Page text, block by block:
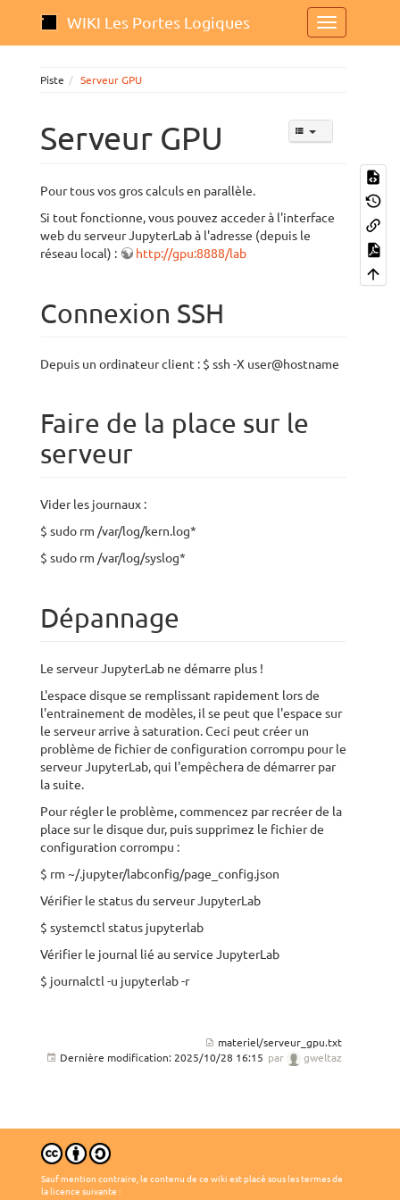
WIKI Les Portes Logiques
Piste Serveur GPU
Serveur GPU
Pour tous vos gros calculs en parallèle.
Si tout fonctionne, vous pouvez acceder à l'interface
web du serveur JupyterLab à l'adresse (depuis le
réseau local) :
http://gpu:8888/lab
Connexion SSH
Depuis un ordinateur client : $ ssh -X user@hostname
Faire de la place sur le
serveur
Vider les journaux :
$ sudo rm /var/log/kern.log*
$ sudo rm /var/log/syslog*
Dépannage
Le serveur JupyterLab ne démarre plus !
L'espace disque se remplissant rapidement lors de
l'entrainement de modèles, il se peut que l'espace sur
le serveur arrive à saturation. Ceci peut créer un
problème de fichier de configuration corrompu pour le
serveur JupyterLab, qui l'empêchera de démarrer par
la suite.
Pour régler le problème, commencez par recréer de la
place sur le disque dur, puis supprimez le fichier de
configuration corrompu :
$ rm ~/.jupyter/labconfig/page_config.json
Vérifier le status du serveur JupyterLab
$ systemctl status jupyterlab
Vérifier le journal lié au service JupyterLab
$ journalctl -u jupyterlab -r
materiel/serveur_gpu.txt
Dernière modification: 2025/10/28 16:15 par gweltaz
Sauf mention contraire, le contenu de ce wiki est placé sous les termes de
la licence suivante :